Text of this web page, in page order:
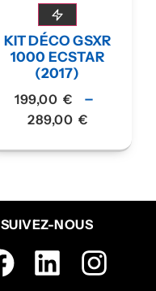
KIT DÉCO GSXR
1000 ECSTAR
(2017)
199,00 € –
289,00 €
SUIVEZ-NOUS